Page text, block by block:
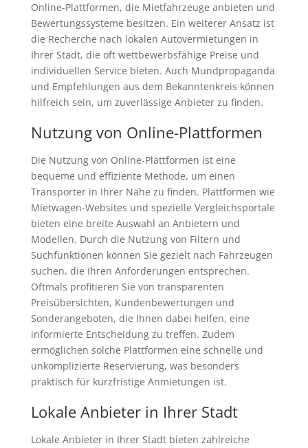
Online-Plattformen, die Mietfahrzeuge anbieten und
Bewertungssysteme besitzen. Ein weiterer Ansatz ist
die Recherche nach lokalen Autovermietungen in
Ihrer Stadt, die oft wettbewerbsfähige Preise und
individuellen Service bieten. Auch Mundpropaganda
und Empfehlungen aus dem Bekanntenkreis können
hilfreich sein, um zuverlässige Anbieter zu finden.
Nutzung von Online-Plattformen
Die Nutzung von Online-Plattformen ist eine
bequeme und effiziente Methode, um einen
Transporter in Ihrer Nähe zu finden. Plattformen wie
Mietwagen-Websites und spezielle Vergleichsportale
bieten eine breite Auswahl an Anbietern und
Modellen. Durch die Nutzung von Filtern und
Suchfunktionen können Sie gezielt nach Fahrzeugen
suchen, die Ihren Anforderungen entsprechen.
Oftmals profitieren Sie von transparenten
Preisübersichten, Kundenbewertungen und
Sonderangeboten, die Ihnen dabei helfen, eine
informierte Entscheidung zu treffen. Zudem
ermöglichen solche Plattformen eine schnelle und
unkomplizierte Reservierung, was besonders
praktisch für kurzfristige Anmietungen ist.
Lokale Anbieter in Ihrer Stadt
Lokale Anbieter in Ihrer Stadt bieten zahlreiche